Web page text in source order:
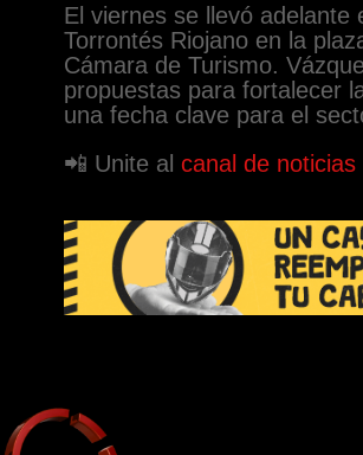
El viernes se llevó
Torrontés Riojano en la
Cámara de Turismo.
propuestas para fortalecer
una fecha clave para el
📲 Unite al canal de